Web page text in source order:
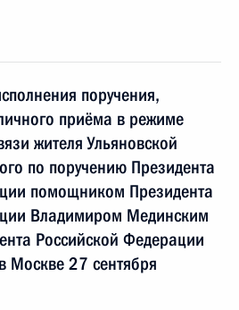
поручения,
приёма в режиме
жителя Ульяновской
по поручению Президента
помощником Президента
Владимиром Мединским
Российской Федерации
Москве 27 сентября